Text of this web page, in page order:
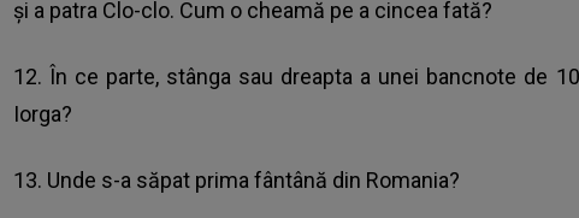
şi a patra Clo-clo. Cum o cheamă pe a cincea fată?
12. În ce parte, stânga sau dreapta a unei bancnote de
Iorga?
13. Unde s-a săpat prima fântână din Romania?